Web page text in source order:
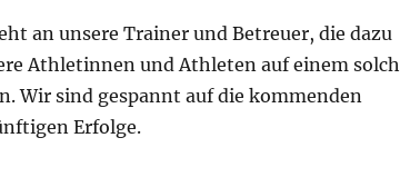
an unsere Trainer und Betreuer, die dazu
Athletinnen und Athleten auf einem solch
Wir sind gespannt auf die kommenden
Erfolge.